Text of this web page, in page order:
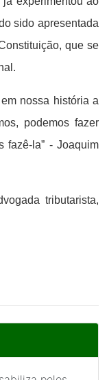
sido apresentada
que se
nossa história a
podemos fazer
fazê-la” - Joaquim
tributarista,